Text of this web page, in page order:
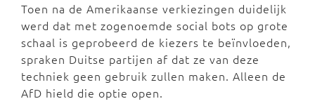
Toen na de Amerikaanse verkiezingen duidelijk
werd dat met zogenoemde social bots op grote
schaal is geprobeerd de kiezers te beïnvloeden,
spraken Duitse partijen af dat ze van deze
techniek geen gebruik zullen maken. Alleen de
AfD hield die optie open.